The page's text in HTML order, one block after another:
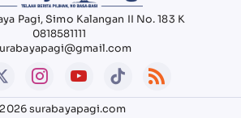
Pagi, Simo Kalangan II No. 183 K
0818581111
surabayapagi.com